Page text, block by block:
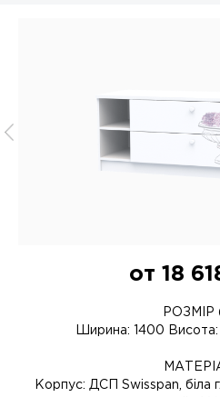
от 18
РОЗМІР
Ширина: 1400
Корпус: ДСП Swisspan, біла